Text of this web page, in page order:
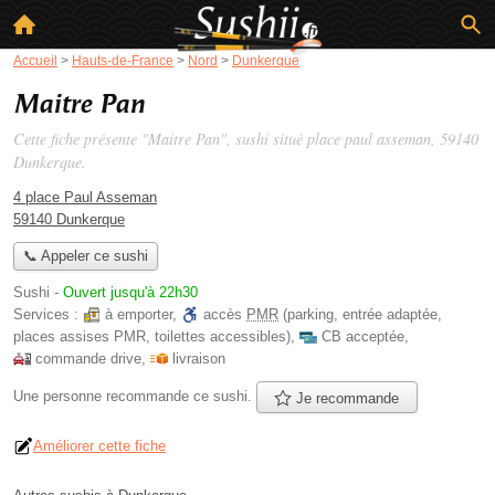
Accueil > Hauts-de-France > Nord > Dunkerque
Maitre Pan
Cette fiche présente "Maitre Pan", sushi situé place paul asseman, 59140
Dunkerque.
4 place Paul Asseman
59140 Dunkerque
📞 Appeler ce sushi
Sushi - Ouvert jusqu'à 22h30
Services :
à emporter, accès PMR (parking, entrée adaptée,
places assises PMR, toilettes accessibles), CB acceptée,
commande drive, livraison
Une personne recommande ce sushi. Je recommande
Améliorer cette fiche